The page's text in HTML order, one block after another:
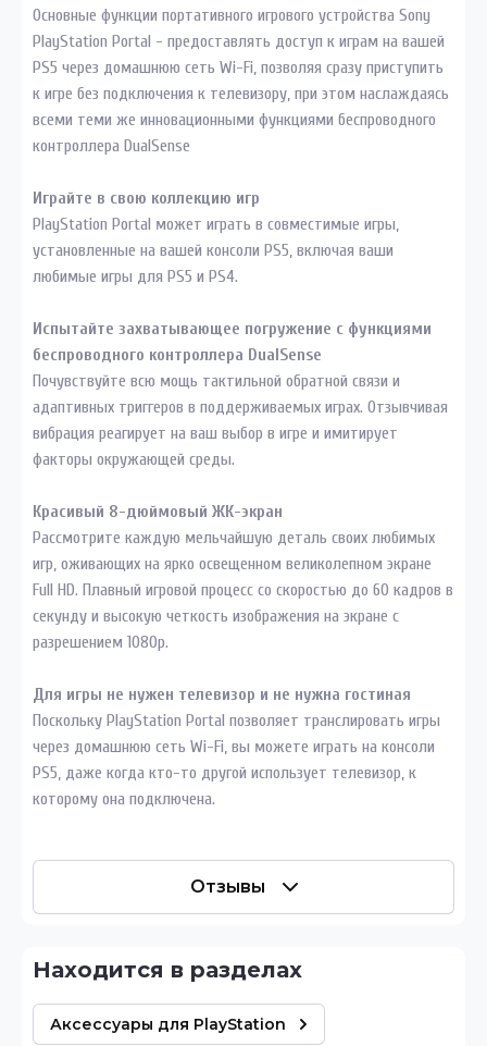
Основные функции портативного игрового устройства Sony
PlayStation Portal - предоставлять доступ к играм на вашей
PS5 через домашнюю сеть Wi-Fi, позволяя сразу приступить
к игре без подключения к телевизору, при этом наслаждаясь
всеми теми же инновационными функциями беспроводного
контроллера DualSense
Играйте в свою коллекцию игр
PlayStation Portal может играть в совместимые игры,
установленные на вашей консоли PS5, включая ваши
любимые игры для PS5 и PS4.
Испытайте захватывающее погружение с функциями
беспроводного контроллера DualSense
Почувствуйте всю мощь тактильной обратной связи и
адаптивных триггеров в поддерживаемых играх. Отзывчивая
вибрация реагирует на ваш выбор в игре и имитирует
факторы окружающей среды.
Красивый 8-дюймовый ЖК-экран
Рассмотрите каждую мельчайшую деталь своих любимых
игр, оживающих на ярко освещенном великолепном экране
Full HD. Плавный игровой процесс со скоростью до 60 кадров в
секунду и высокую четкость изображения на экране с
разрешением 1080p.
Для игры не нужен телевизор и не нужна гостиная
Поскольку PlayStation Portal позволяет транслировать игры
через домашнюю сеть Wi-Fi, вы можете играть на консоли
PS5, даже когда кто-то другой использует телевизор, к
которому она подключена.
Отзывы
Находится в разделах
Аксессуары для PlayStation